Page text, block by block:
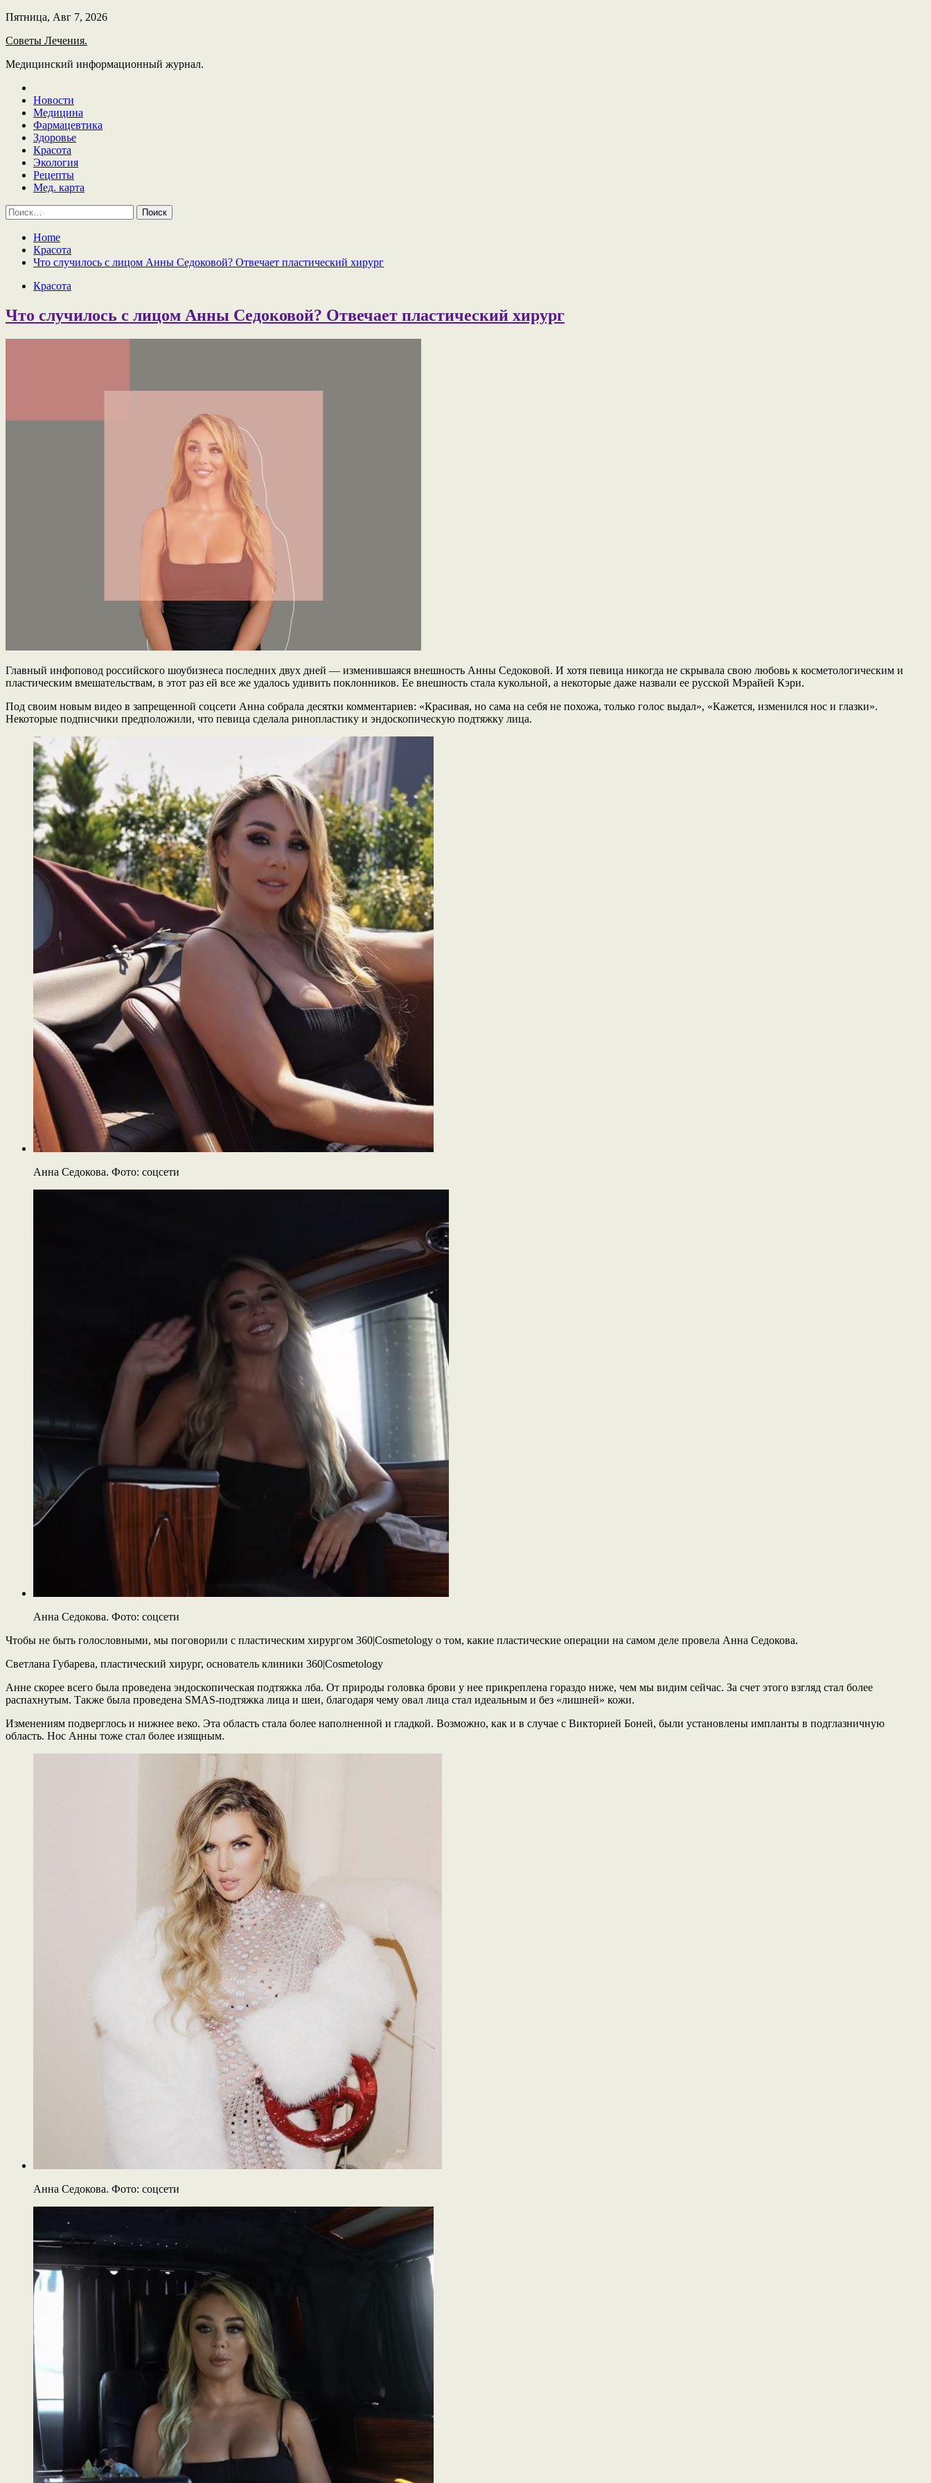
Skip
content
Пятница, Авг 7, 2026
Советы Лечения.
Медицинский информационный журнал.
Новости
Медицина
Фармацевтика
Здоровье
Красота
Экология
Рецепты
Мед. карта
Найти:
Home
Красота
Что случилось с лицом Анны Седоковой? Отвечает пластический хирург
Красота
Что случилось с лицом Анны Седоковой? Отвечает пластический хирург
Главный инфоповод российского шоубизнеса последних двух дней — изменившаяся внешность Анны Седоковой. И хотя певица никогда не скрывала свою любовь к косметологическим и
пластическим вмешательствам, в этот раз ей все же удалось удивить поклонников. Ее внешность стала кукольной, а некоторые даже назвали ее русской Мэрайей Кэри.
Под своим новым видео в запрещенной соцсети Анна собрала десятки комментариев: «Красивая, но сама на себя не похожа, только голос выдал», «Кажется, изменился нос и глазки».
Некоторые подписчики предположили, что певица сделала ринопластику и эндоскопическую подтяжку лица.
Анна Седокова. Фото: соцсети
Анна Седокова. Фото: соцсети
Чтобы не быть голословными, мы поговорили с пластическим хирургом 360|Cosmetology о том, какие пластические операции на самом деле провела Анна Седокова.
Светлана Губарева, пластический хирург, основатель клиники 360|Cosmetology
Анне скорее всего была проведена эндоскопическая подтяжка лба. От природы головка брови у нее прикреплена гораздо ниже, чем мы видим сейчас. За счет этого взгляд стал более
распахнутым. Также была проведена SMAS-подтяжка лица и шеи, благодаря чему овал лица стал идеальным и без «лишней» кожи.
Изменениям подверглось и нижнее веко. Эта область стала более наполненной и гладкой. Возможно, как и в случае с Викторией Боней, были установлены импланты в подглазничную
область. Нос Анны тоже стал более изящным.
Анна Седокова. Фото: соцсети